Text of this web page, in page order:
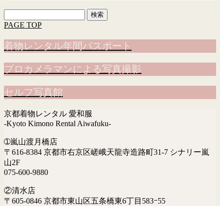
索:
PAGE TOP
着物レンタル年間パスポート
プロカメラマンによる写真撮影
セルフ写真館
京都着物レンタル 愛和服
-Kyoto Kimono Rental Aiwafuku-
➀嵐山渡月橋店
〒616-8384 京都市右京区嵯峨天龍寺造路町31-7 シナリー嵐
山2F
075-600-9880
②清水店
〒605-0846 京都市東山区五条橋東6丁目583ｰ55